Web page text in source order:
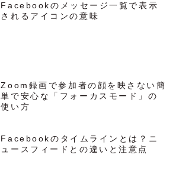
Facebookのメッセージ一覧で表示
されるアイコンの意味
Zoom録画で参加者の顔を映さない簡
単で安心な「フォーカスモード」の
使い方
Facebookのタイムラインとは？ニ
ュースフィードとの違いと注意点